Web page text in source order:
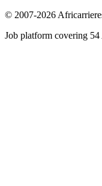
© 2007-2026
Job platform covering